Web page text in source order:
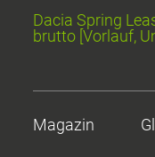
Dacia Spring
brutto [Vorlauf,
Magazin